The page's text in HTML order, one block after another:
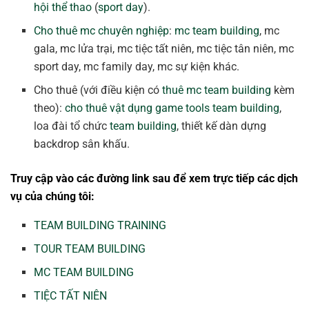
hội thể thao (sport day).
Cho thuê mc chuyên nghiệp: mc team building, mc
gala, mc lửa trại, mc tiệc tất niên, mc tiệc tân niên, mc
sport day, mc family day, mc sự kiện khác.
Cho thuê (với điều kiện cóthuê mc team building kèm
theo):cho thuê vật dụng game tools team building,
loa đài tổ chứcteam building, thiết kế dàn dựng
backdrop sân khấu.
Truy cập vào các đường link sau để xem trực tiếp các dịch
vụ của chúng tôi:
TEAM BUILDING TRAINING
TOUR TEAM BUILDING
MC TEAM BUILDING
TIỆC TẤT NIÊN